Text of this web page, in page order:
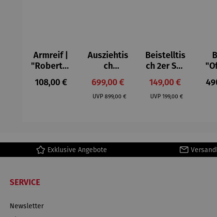
Armreif |
"Roberta"
– Anna
Mütz
Regulärer Preis:
108,00 €
Ausziehtis
ch
Aluminium
– Valor
Verkaufspreis:
699,00 €
UVP Regulärer Preis:
899,00 €
Beistelltis
ch 2er Set
– Dalias
Verkaufspreis:
149,00 €
UVP Regulärer Preis:
199,00 €
Exklusive Angebote
SERVICE
Newsletter